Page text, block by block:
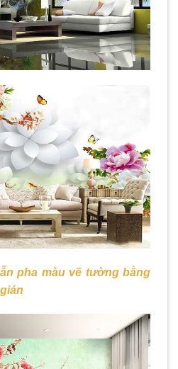
pha màu vẽ tường bằng